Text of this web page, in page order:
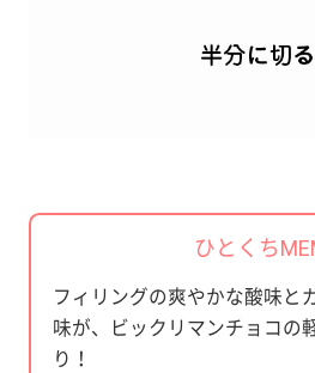
ひとくち
フィリングの爽やかな酸味と
味が、ビックリマンチョコの
り！